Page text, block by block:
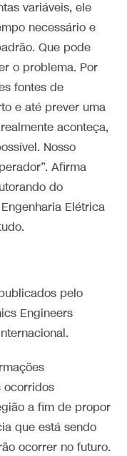
variáveis, ele
necessário e
Que pode
o problema. Por
fontes de
e até prever uma
aconteça,
Nosso
Afirma
do
Elétrica
pelo
Engineers
ocorridos
a fim de propor
que está sendo
ocorrer no futuro.